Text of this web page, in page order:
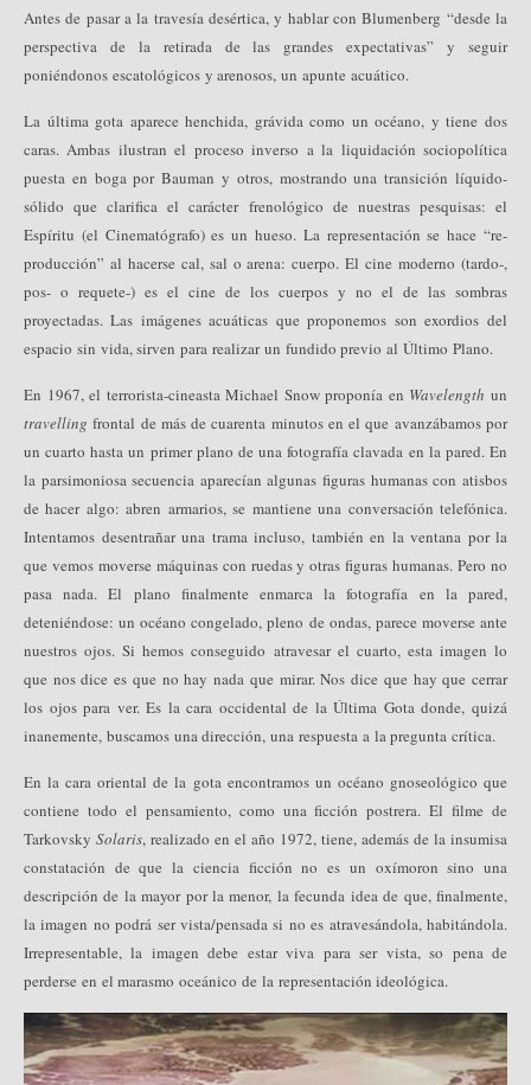
Antes de pasar a la travesía desértica, y hablar con Blumenberg “desde la
perspectiva de la retirada de las grandes expectativas” y seguir
poniéndonos escatológicos y arenosos, un apunte acuático.
La última gota aparece henchida, grávida como un océano, y tiene dos
caras. Ambas ilustran el proceso inverso a la liquidación sociopolítica
puesta en boga por Bauman y otros, mostrando una transición líquido-
sólido que clarifica el carácter frenológico de nuestras pesquisas: el
Espíritu (el Cinematógrafo) es un hueso. La representación se hace “re-
producción” al hacerse cal, sal o arena: cuerpo. El cine moderno (tardo-,
pos- o requete-) es el cine de los cuerpos y no el de las sombras
proyectadas. Las imágenes acuáticas que proponemos son exordios del
espacio sin vida, sirven para realizar un fundido previo al Último Plano.
En 1967, el terrorista-cineasta Michael Snow proponía en Wavelength un
travelling frontal de más de cuarenta minutos en el que avanzábamos por
un cuarto hasta un primer plano de una fotografía clavada en la pared. En
la parsimoniosa secuencia aparecían algunas figuras humanas con atisbos
de hacer algo: abren armarios, se mantiene una conversación telefónica.
Intentamos desentrañar una trama incluso, también en la ventana por la
que vemos moverse máquinas con ruedas y otras figuras humanas. Pero no
pasa nada. El plano finalmente enmarca la fotografía en la pared,
deteniéndose: un océano congelado, pleno de ondas, parece moverse ante
nuestros ojos. Si hemos conseguido atravesar el cuarto, esta imagen lo
que nos dice es que no hay nada que mirar. Nos dice que hay que cerrar
los ojos para ver. Es la cara occidental de la Última Gota donde, quizá
inanemente, buscamos una dirección, una respuesta a la pregunta crítica.
En la cara oriental de la gota encontramos un océano gnoseológico que
contiene todo el pensamiento, como una ficción postrera. El filme de
Tarkovsky Solaris, realizado en el año 1972, tiene, además de la insumisa
constatación de que la ciencia ficción no es un oxímoron sino una
descripción de la mayor por la menor, la fecunda idea de que, finalmente,
la imagen no podrá ser vista/pensada si no es atravesándola, habitándola.
Irrepresentable, la imagen debe estar viva para ser vista, so pena de
perderse en el marasmo oceánico de la representación ideológica.